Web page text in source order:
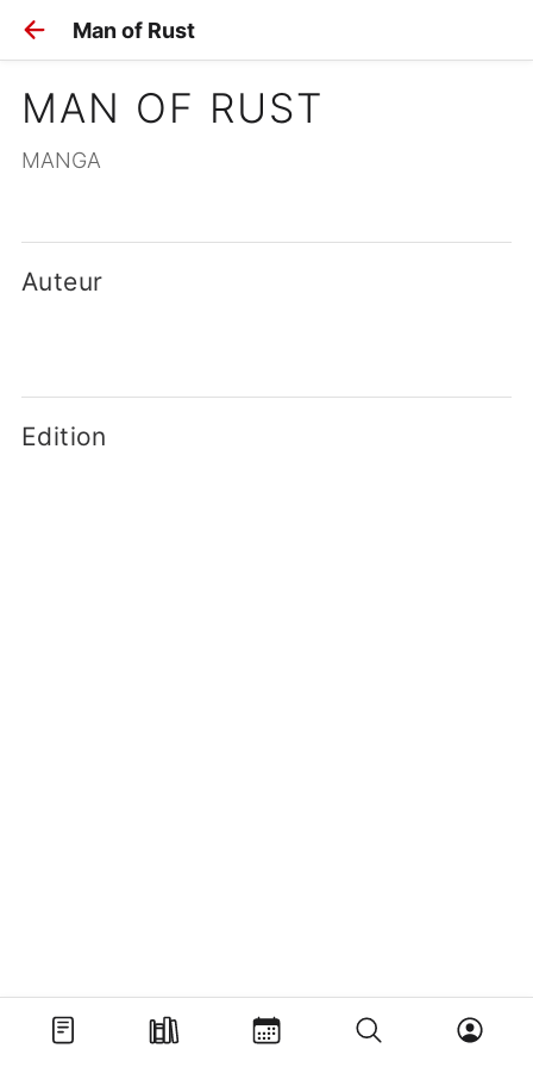
Man of Rust
MAN OF RUST
MANGA
Auteur
Edition